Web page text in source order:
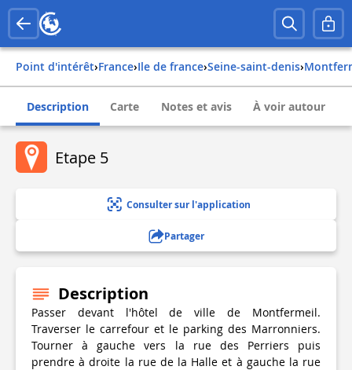
Point d'intérêt› france› ile de france› seine-saint-denis›
Description Carte Notes et avis À voir autour
Etape 5
Consulter sur l'application
Partager
Description
Passer devant l'hôtel de ville de Montfermeil.
Traverser le carrefour et le parking des Marronniers.
Tourner à gauche vers la rue des Perriers puis
prendre à droite la rue de la Halle et à gauche la rue